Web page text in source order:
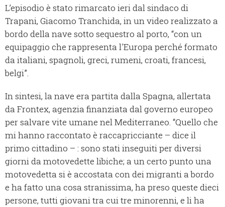
L’episodio è stato rimarcato ieri dal sindaco di
Trapani, Giacomo Tranchida, in un video realizzato a
bordo della nave sotto sequestro al porto, “con un
equipaggio che rappresenta l'Europa perché formato
da italiani, spagnoli, greci, rumeni, croati, francesi,
belgi”.
In sintesi, la nave era partita dalla Spagna, allertata
da Frontex, agenzia finanziata dal governo europeo
per salvare vite umane nel Mediterraneo. “Quello che
mi hanno raccontato è raccapricciante – dice il
primo cittadino – : sono stati inseguiti per diversi
giorni da motovedette libiche; a un certo punto una
motovedetta si è accostata con dei migranti a bordo
e ha fatto una cosa stranissima, ha preso queste dieci
persone, tutti giovani tra cui tre minorenni, e li ha